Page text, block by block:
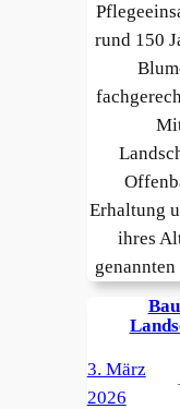
rund 150
Erhaltung
ihres
3. März
2026